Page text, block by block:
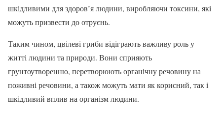
шкідливими для здоров’я людини, виробляючи токсини, які
можуть призвести до отруєнь.
Таким чином, цвілеві гриби відіграють важливу роль у
житті людини та природи. Вони сприяють
грунтоутворенню, перетворюють органічну речовину на
поживні речовини, а також можуть мати як корисний, так і
шкідливий вплив на організм людини.